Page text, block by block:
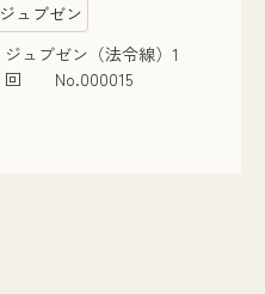
ジュブゼン
ジュブゼン（法令線）1
回 No.000015